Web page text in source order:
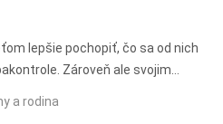
lepšie pochopiť, čo sa od nich
Zároveň ale svojim
vzťahov, pretože ak sú doma
konfliktov a prináša viac pokoja.
a rodina